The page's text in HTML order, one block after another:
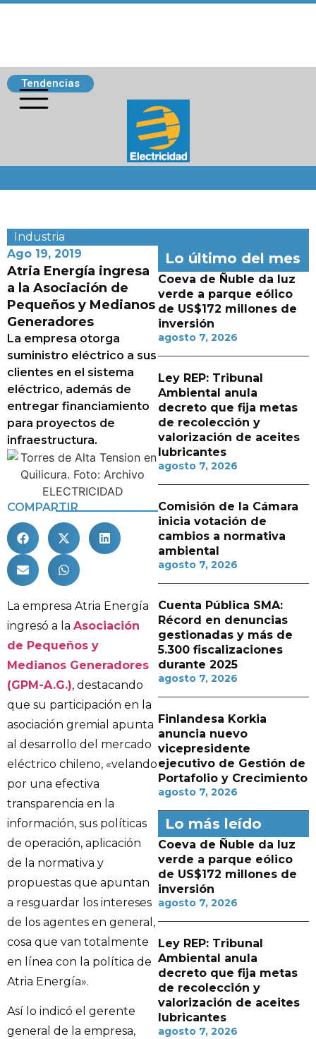
Tendencias
Industria
Ago 19, 2019
Atria Energía ingresa
a la Asociación de
Pequeños y Medianos
Generadores
La empresa otorga
suministro eléctrico a sus
clientes en el sistema
eléctrico, además de
entregar financiamiento
para proyectos de
infraestructura.
COMPARTIR
La empresa Atria Energía
ingresó a la Asociación
de Pequeños y
Medianos Generadores
(GPM-A.G.), destacando
que su participación en la
asociación gremial apunta
al desarrollo del mercado
eléctrico chileno, «velando
por una efectiva
transparencia en la
información, sus políticas
de operación, aplicación
de la normativa y
propuestas que apuntan
a resguardar los intereses
de los agentes en general,
cosa que van totalmente
en línea con la política de
Atria Energía».
Así lo indicó el gerente
general de la empresa,
Lo último del mes
Coeva de Ñuble da luz
verde a parque eólico
de US$172 millones de
inversión
agosto 7, 2026
Ley REP: Tribunal
Ambiental anula
decreto que fija metas
de recolección y
valorización de aceites
lubricantes
agosto 7, 2026
Comisión de la Cámara
inicia votación de
cambios a normativa
ambiental
agosto 7, 2026
Cuenta Pública SMA:
Récord en denuncias
gestionadas y más de
5.300 fiscalizaciones
durante 2025
agosto 7, 2026
Finlandesa Korkia
anuncia nuevo
vicepresidente
ejecutivo de Gestión de
Portafolio y Crecimiento
agosto 7, 2026
Lo más leído
Coeva de Ñuble da luz
verde a parque eólico
de US$172 millones de
inversión
agosto 7, 2026
Ley REP: Tribunal
Ambiental anula
decreto que fija metas
de recolección y
valorización de aceites
lubricantes
agosto 7, 2026